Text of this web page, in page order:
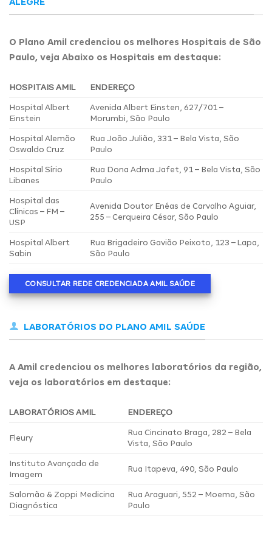
O Plano Amil credenciou os melhores Hospitais de São
Paulo, veja Abaixo os Hospitais em destaque:
HOSPITAIS AMIL ENDEREÇO
Hospital Albert
Einstein
Avenida Albert Einsten, 627/701 –
Morumbi, São Paulo
Hospital Alemão
Oswaldo Cruz
Rua João Julião, 331 – Bela Vista, São
Paulo
Hospital Sírio
Libanes
Rua Dona Adma Jafet, 91 – Bela Vista, São
Paulo
Hospital das
Clínicas – FM –
USP
Avenida Doutor Enéas de Carvalho Aguiar,
255 – Cerqueira César, São Paulo
Hospital Albert
Sabin
Rua Brigadeiro Gavião Peixoto, 123 – Lapa,
São Paulo
CONSULTAR REDE CREDENCIADA AMIL SAÚDE
LABORATÓRIOS DO PLANO AMIL SAÚDE
A Amil credenciou os melhores laboratórios da região,
veja os laboratórios em destaque:
LABORATÓRIOS AMIL ENDEREÇO
Fleury
Rua Cincinato Braga, 282 – Bela
Vista, São Paulo
Instituto Avançado de
Imagem
Rua Itapeva, 490, São Paulo
Salomão & Zoppi Medicina
Diagnóstica
Rua Araguari, 552 – Moema, São
Paulo